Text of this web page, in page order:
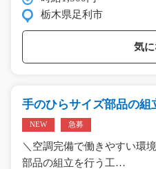
栃木県足利市
気
手のひらサイズ部品の組
NEW 急募
＼空調完備で働きやすい環
部品の組立を行う工…